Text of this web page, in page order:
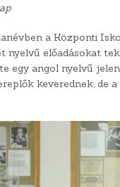
a Központi
nyelvű előadásokat
egy angol nyelvű
keverednek, de